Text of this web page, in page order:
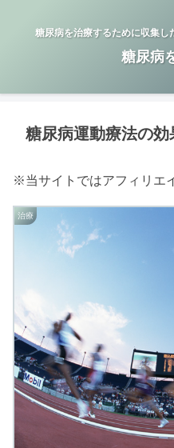
糖尿病を治療するために収集し
糖尿病
糖尿病運動療法の効
※当サイトではアフィリエ
治療